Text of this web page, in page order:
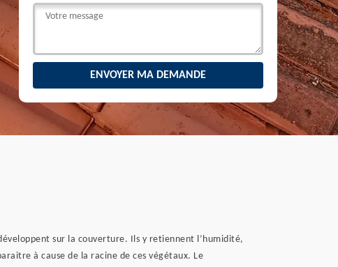
sur la couverture. Ils y retiennent l’humidité,
à cause de la racine de ces végétaux. Le